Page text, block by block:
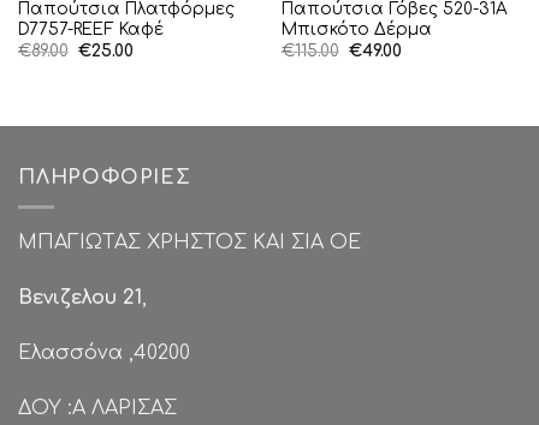
Παπούτσια Πλατφόρμες
D7757-REEF Καφέ
€89.00 Original
€25.00Η
Παπούτσια Γόβες 520-31A
Μπισκότο Δέρμα
€115.00 Original
€49.00Η
ΠΛΗΡΟΦΟΡΊΕΣ
ΜΠΑΓΙΩΤΑΣ ΧΡΗΣΤΟΣ ΚΑΙ ΣΙΑ ΟΕ
Βενιζελου 21,
Ελασσόνα ,40200
ΔΟΥ :Α ΛΑΡΙΣΑΣ